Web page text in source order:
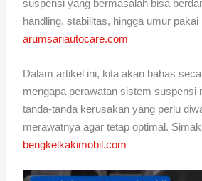
suspensi yang bermasalah bisa
handling, stabilitas, hingga umur pakai
arumsariautocare.com
Dalam artikel ini, kita akan bahas
mengapa perawatan sistem suspensi
tanda-tanda kerusakan yang perlu
merawatnya agar tetap optimal.
bengkelkakimobil.com